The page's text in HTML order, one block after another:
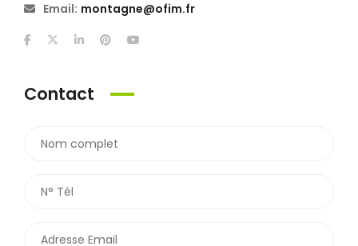
Email: montagne@ofim.fr
Contact